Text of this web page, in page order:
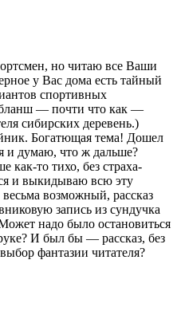
но читаю все Ваши
у Вас дома есть тайный
спортивных
— почти что как —
сибирских деревень.)
Богатющая тема! Дошел
и думаю, что ж дальше?
то тихо, без страха-
и выкидываю всю эту
возможный, рассказ
запись из сундучка
надо было остановиться
И был бы — рассказ, без
фантазии читателя?